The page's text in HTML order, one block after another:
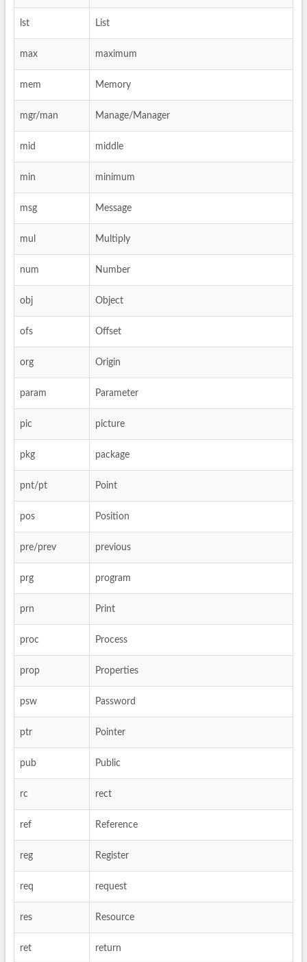
lst List
max maximum
mem Memory
mgr/man Manage/Manager
mid middle
min minimum
msg Message
mul Multiply
num Number
obj Object
ofs Offset
org Origin
param Parameter
pic picture
pkg package
pnt/pt Point
pos Position
pre/prev previous
prg program
prn Print
proc Process
prop Properties
psw Password
ptr Pointer
pub Public
rc rect
ref Reference
reg Register
req request
res Resource
ret return